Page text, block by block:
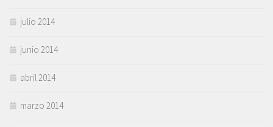
julio 2014
junio 2014
abril 2014
marzo 2014